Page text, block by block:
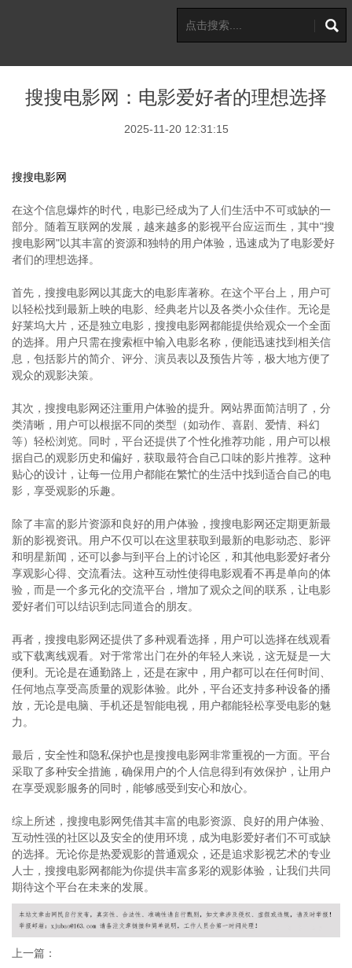
搜搜电影网：电影爱好者的理想选择
2025-11-20 12:31:15
搜搜电影网
在这个信息爆炸的时代，电影已经成为了人们生活中不可或缺的一
部分。随着互联网的发展，越来越多的影视平台应运而生，其中"搜
搜电影网"以其丰富的资源和独特的用户体验，迅速成为了电影爱好
者们的理想选择。
首先，搜搜电影网以其庞大的电影库著称。在这个平台上，用户可
以轻松找到最新上映的电影、经典老片以及各类小众佳作。无论是
好莱坞大片，还是独立电影，搜搜电影网都能提供给观众一个全面
的选择。用户只需在搜索框中输入电影名称，便能迅速找到相关信
息，包括影片的简介、评分、演员表以及预告片等，极大地方便了
观众的观影决策。
其次，搜搜电影网还注重用户体验的提升。网站界面简洁明了，分
类清晰，用户可以根据不同的类型（如动作、喜剧、爱情、科幻
等）轻松浏览。同时，平台还提供了个性化推荐功能，用户可以根
据自己的观影历史和偏好，获取最符合自己口味的影片推荐。这种
贴心的设计，让每一位用户都能在繁忙的生活中找到适合自己的电
影，享受观影的乐趣。
除了丰富的影片资源和良好的用户体验，搜搜电影网还定期更新最
新的影视资讯。用户不仅可以在这里获取到最新的电影动态、影评
和明星新闻，还可以参与到平台上的讨论区，和其他电影爱好者分
享观影心得、交流看法。这种互动性使得电影观看不再是单向的体
验，而是一个多元化的交流平台，增加了观众之间的联系，让电影
爱好者们可以结识到志同道合的朋友。
再者，搜搜电影网还提供了多种观看选择，用户可以选择在线观看
或下载离线观看。对于常常出门在外的年轻人来说，这无疑是一大
便利。无论是在通勤路上，还是在家中，用户都可以在任何时间、
任何地点享受高质量的观影体验。此外，平台还支持多种设备的播
放，无论是电脑、手机还是智能电视，用户都能轻松享受电影的魅
力。
最后，安全性和隐私保护也是搜搜电影网非常重视的一方面。平台
采取了多种安全措施，确保用户的个人信息得到有效保护，让用户
在享受观影服务的同时，能够感受到安心和放心。
综上所述，搜搜电影网凭借其丰富的电影资源、良好的用户体验、
互动性强的社区以及安全的使用环境，成为电影爱好者们不可或缺
的选择。无论你是热爱观影的普通观众，还是追求影视艺术的专业
人士，搜搜电影网都能为你提供丰富多彩的观影体验，让我们共同
期待这个平台在未来的发展。
上一篇：